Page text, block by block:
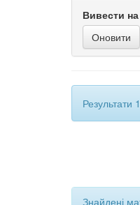
Вивести на
Результати
Знайдені